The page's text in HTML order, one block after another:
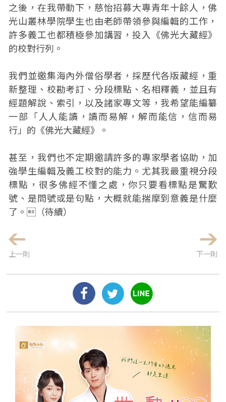
之後，在我帶動下，慈怡招募大專青年十餘人，佛
光山叢林學院學生也由老師帶領參與編輯的工作，
許多義工也都積極參加講習，投入《佛光大藏經》
的校對行列。
我們並邀集海內外僧俗學者，採歷代各版藏經，重
新整理、校勘考訂、分段標點、名相釋義，並且有
經題解說、索引，以及諸家專文等，我希望能編纂
一部「人人能讀，讀而易解，解而能信，信而易
行」的《佛光大藏經》。
甚至，我們也不定期邀請許多的專家學者協助，加
強學生編輯及義工校對的能力。尤其我最重視分段
標點，很多佛經不懂之處，你只要看標點是驚歎
號、是問號或是句點，大概就能揣摩到意義是什麼
了。（待續）
上一則 下一則